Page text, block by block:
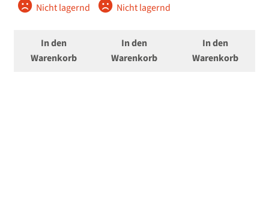
Nicht lagernd
In den
Warenkorb
Nicht lagernd
In den
Warenkorb
In den
Warenkorb